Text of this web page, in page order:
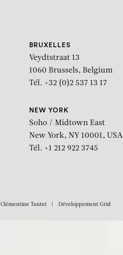
BRUXELLES
Veydtstraat 13
1060 Brussels, Belgium
Tél. +32 (0)2 537 13 17
NEW YORK
Soho / Midtown East
New York, NY 10001, USA
Tél. +1 212 922 3745
Clémentine Tantet Développement Grid